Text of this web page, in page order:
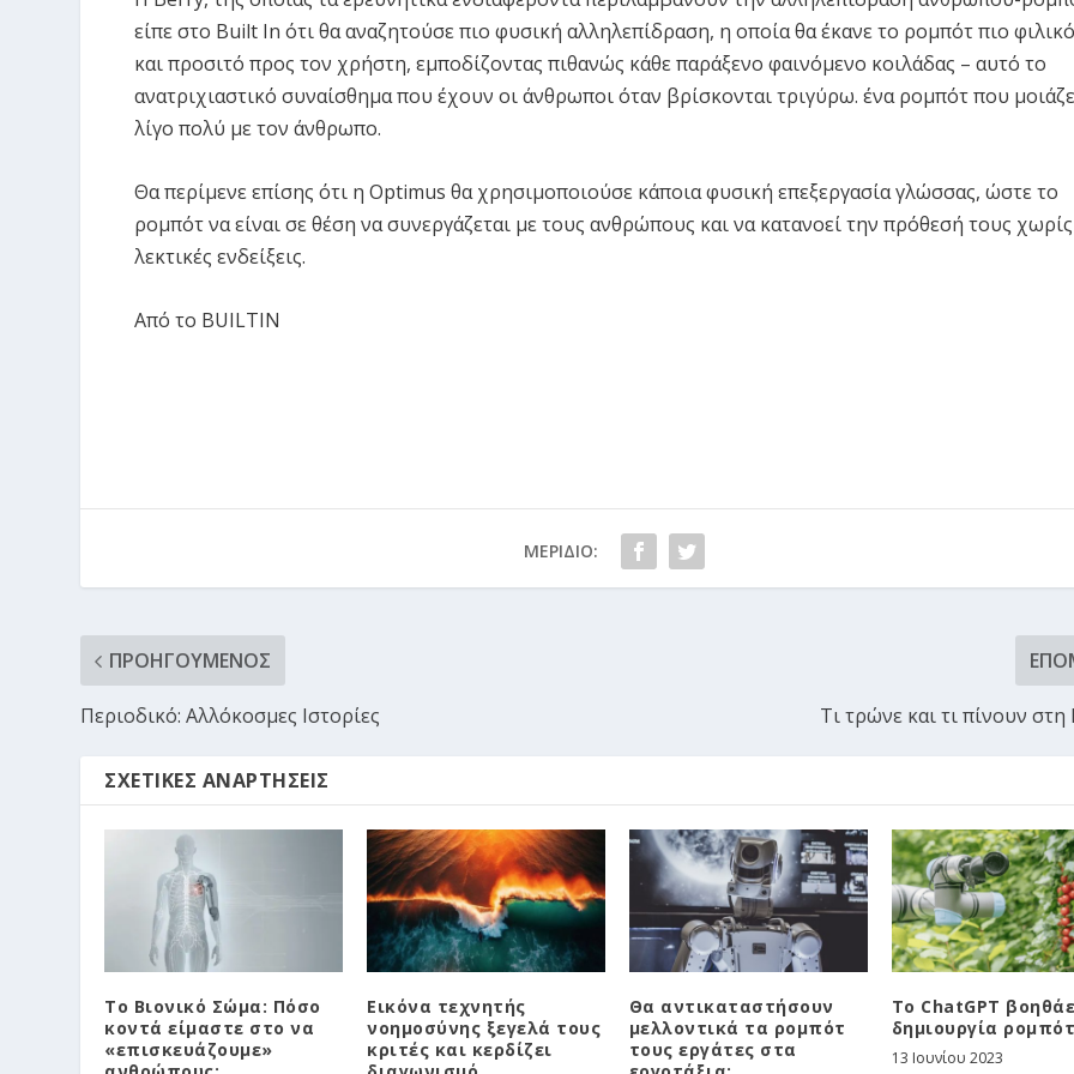
είπε στο Built In ότι θα αναζητούσε πιο φυσική αλληλεπίδραση, η οποία θα έκανε το ρομπότ πιο φιλικό
και προσιτό προς τον χρήστη, εμποδίζοντας πιθανώς κάθε παράξενο φαινόμενο κοιλάδας – αυτό το
ανατριχιαστικό συναίσθημα που έχουν οι άνθρωποι όταν βρίσκονται τριγύρω. ένα ρομπότ που
λίγο πολύ με τον άνθρωπο.
Θα περίμενε επίσης ότι η Optimus θα χρησιμοποιούσε κάποια φυσική επεξεργασία γλώσσας, ώστε το
ρομπότ να είναι σε θέση να συνεργάζεται με τους ανθρώπους και να κατανοεί την πρόθεσή τους χωρίς
λεκτικές ενδείξεις.
Από το BUILTIN
ΜΕΡΊΔΙΟ:
ΠΡΟΗΓΟΎΜΕΝΟΣ
Περιοδικό: Αλλόκοσμες Ιστορίες Τι τρώνε και τι πίνουν
ΣΧΕΤΙΚΈΣ ΑΝΑΡΤΉΣΕΙΣ
Το Βιονικό Σώμα: Πόσο
κοντά είμαστε στο να
«επισκευάζουμε»
Εικόνα τεχνητής
νοημοσύνης ξεγελά τους
κριτές και κερδίζει
Θα αντικαταστήσουν
μελλοντικά τα ρομπότ
τους εργάτες στα
Το ChatGPT
δημιουργία
13 Ιουνίου 2023